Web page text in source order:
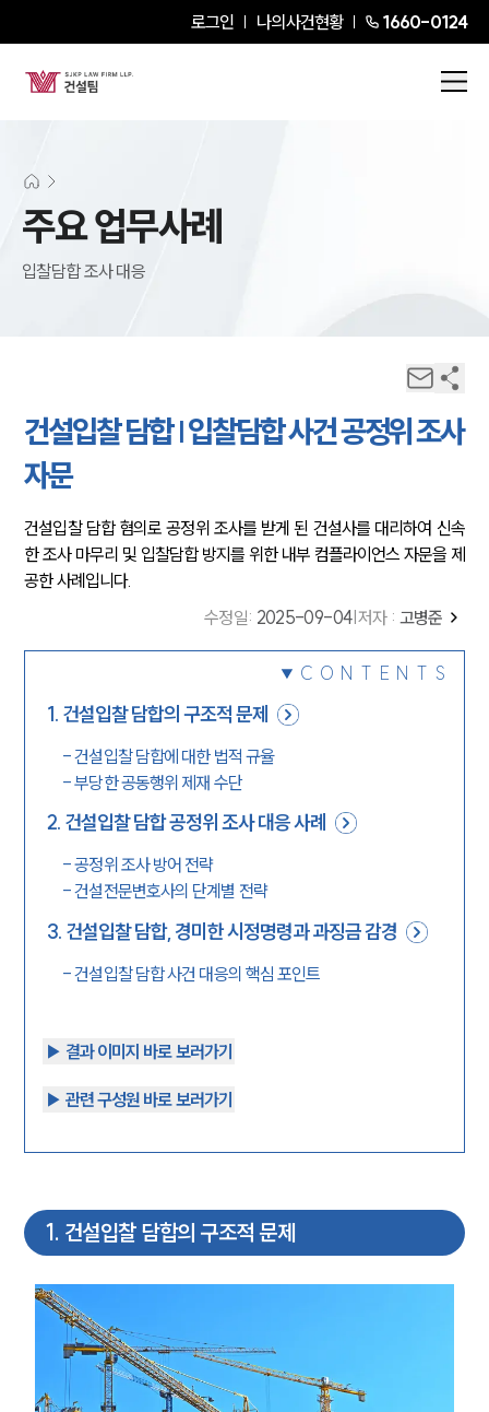
로그인 나의사건현황 1660-0124
주요 업무사례
입찰담합 조사 대응
건설입찰 담합 | 입찰담합 사건 공정위 조사
자문
건설입찰 담합 혐의로 공정위 조사를 받게 된 건설사를 대리하여 신속
한 조사 마무리 및 입찰담합 방지를 위한 내부 컴플라이언스 자문을 제
공한 사례입니다.
수정일: 2025-09-04 저자 : 고병준
CONTENTS
1. 건설입찰 담합의 구조적 문제
-건설입찰 담합에 대한 법적 규율
-부당한 공동행위 제재 수단
2. 건설입찰 담합 공정위 조사 대응 사례
-공정위 조사 방어 전략
-건설전문변호사의 단계별 전략
3. 건설입찰 담합, 경미한 시정명령과 과징금 감경
-건설입찰 담합 사건 대응의 핵심 포인트
▶︎ 결과 이미지 바로 보러가기
▶︎ 관련 구성원 바로 보러가기
1. 건설입찰 담합의 구조적 문제